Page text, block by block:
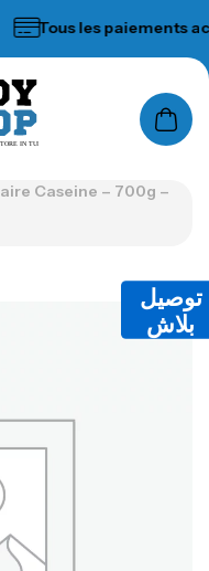
Tous les paiements
IN TUNISIA
Caseine – 700g –
توصيل
بلاش